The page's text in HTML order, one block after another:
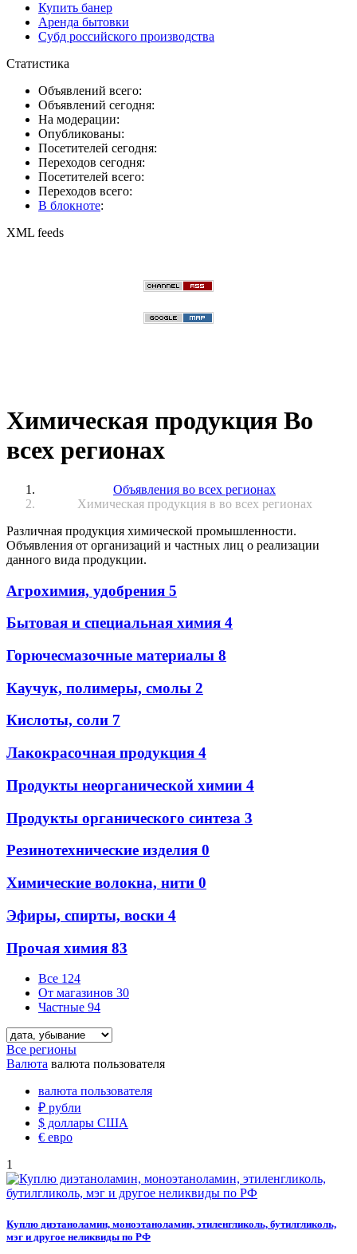
Купить банер
Аренда бытовки
Субд российского производства
Статистика
Объявлений всего:
Объявлений сегодня:
На модерации:
Опубликованы:
Посетителей сегодня:
Переходов сегодня:
Посетителей всего:
Переходов всего:
В блокноте:
XML feeds
Химическая продукция Во
всех регионах
Объявления во всех регионах
Химическая продукция в во всех регионах
Различная продукция химической промышленности.
Объявления от организаций и частных лиц о реализации
данного вида продукции.
Агрохимия, удобрения 5
Бытовая и специальная химия 4
Горючесмазочные материалы 8
Каучук, полимеры, смолы 2
Кислоты, соли 7
Лакокрасочная продукция 4
Продукты неорганической химии 4
Продукты органического синтеза 3
Резинотехнические изделия 0
Химические волокна, нити 0
Эфиры, спирты, воски 4
Прочая химия 83
Все 124
От магазинов 30
Частные 94
Все регионы
Валюта валюта пользователя
валюта пользователя
₽ рубли
$ доллары США
€ евро
1
Куплю диэтаноламин, моноэтаноламин, этиленгликоль, бутилгликоль,
мэг и другое неликвиды по РФ